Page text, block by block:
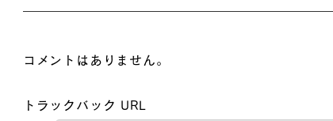
コメントはありません。
トラックバック URL